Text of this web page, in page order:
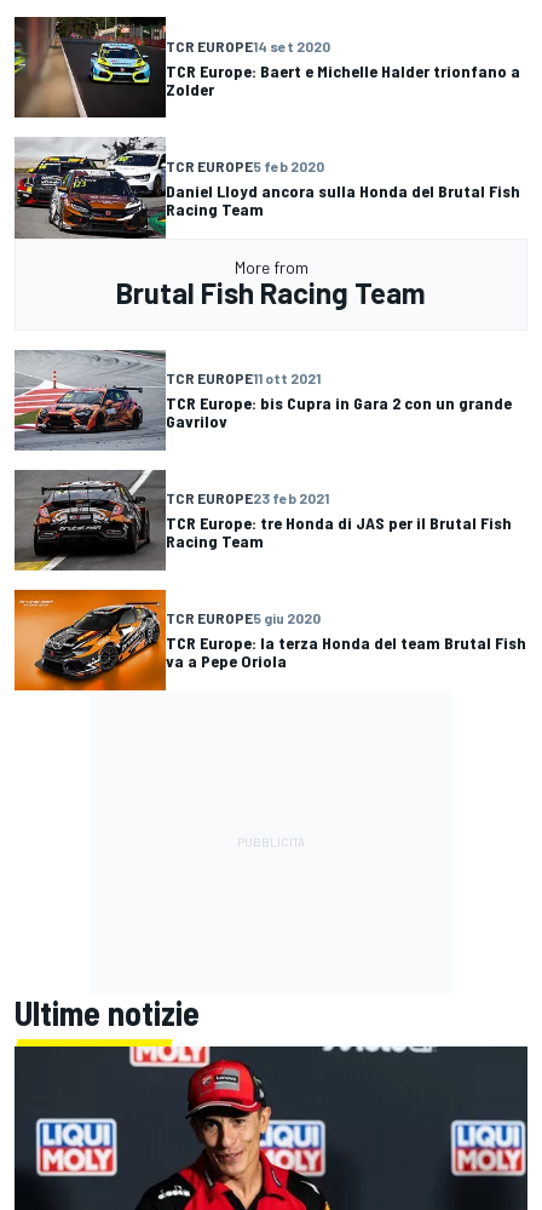
TCR EUROPE14 set 2020
TCR Europe: Baert e Michelle Halder trionfano a
Zolder
TCR EUROPE5 feb 2020
Daniel Lloyd ancora sulla Honda del Brutal Fish
Racing Team
More from
Brutal Fish Racing Team
TCR EUROPE11 ott 2021
TCR Europe: bis Cupra in Gara 2 con un grande
Gavrilov
TCR EUROPE23 feb 2021
TCR Europe: tre Honda di JAS per il Brutal Fish
Racing Team
TCR EUROPE5 giu 2020
TCR Europe: la terza Honda del team Brutal Fish
va a Pepe Oriola
Ultime notizie